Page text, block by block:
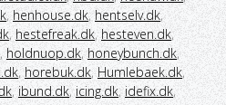
, henhouse.dk, hentselv.dk,
, hestefreak.dk, hesteven.dk,
, holdnuop.dk, honeybunch.dk,
, horebuk.dk, Humlebaek.dk,
, ibund.dk, icing.dk, idefix.dk,